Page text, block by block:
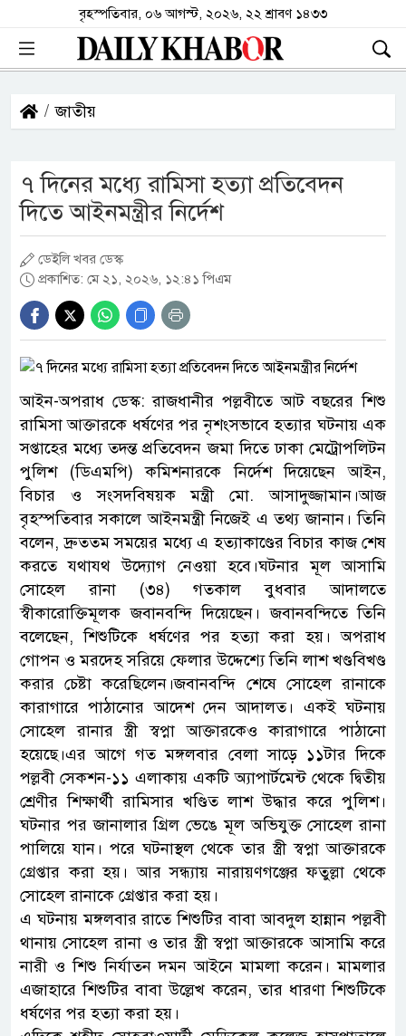
বৃহস্পতিবার, ০৬ আগস্ট, ২০২৬, ২২ শ্রাবণ ১৪৩৩
জাতীয়
৭ দিনের মধ্যে রামিসা হত্যা প্রতিবেদন
দিতে আইনমন্ত্রীর নির্দেশ
ডেইলি খবর ডেস্ক
প্রকাশিত: মে ২১, ২০২৬, ১২:৪১ পিএম
আইন-অপরাধ ডেস্ক: রাজধানীর পল্লবীতে আট বছরের শিশু
রামিসা আক্তারকে ধর্ষণের পর নৃশংসভাবে হত্যার ঘটনায় এক
সপ্তাহের মধ্যে তদন্ত প্রতিবেদন জমা দিতে ঢাকা মেট্রোপলিটন
পুলিশ (ডিএমপি) কমিশনারকে নির্দেশ দিয়েছেন আইন,
বিচার ও সংসদবিষয়ক মন্ত্রী মো. আসাদুজ্জামান।আজ
বৃহস্পতিবার সকালে আইনমন্ত্রী নিজেই এ তথ্য জানান। তিনি
বলেন, দ্রুততম সময়ের মধ্যে এ হত্যাকাণ্ডের বিচার কাজ শেষ
করতে যথাযথ উদ্যোগ নেওয়া হবে।ঘটনার মূল আসামি
সোহেল রানা (৩৪) গতকাল বুধবার আদালতে
স্বীকারোক্তিমূলক জবানবন্দি দিয়েছেন। জবানবন্দিতে তিনি
বলেছেন, শিশুটিকে ধর্ষণের পর হত্যা করা হয়। অপরাধ
গোপন ও মরদেহ সরিয়ে ফেলার উদ্দেশ্যে তিনি লাশ খণ্ডবিখণ্ড
করার চেষ্টা করেছিলেন।জবানবন্দি শেষে সোহেল রানাকে
কারাগারে পাঠানোর আদেশ দেন আদালত। একই ঘটনায়
সোহেল রানার স্ত্রী স্বপ্না আক্তারকেও কারাগারে পাঠানো
হয়েছে।এর আগে গত মঙ্গলবার বেলা সাড়ে ১১টার দিকে
পল্লবী সেকশন-১১ এলাকায় একটি অ্যাপার্টমেন্ট থেকে দ্বিতীয়
শ্রেণীর শিক্ষার্থী রামিসার খণ্ডিত লাশ উদ্ধার করে পুলিশ।
ঘটনার পর জানালার গ্রিল ভেঙে মূল অভিযুক্ত সোহেল রানা
পালিয়ে যান। পরে ঘটনাস্থল থেকে তার স্ত্রী স্বপ্না আক্তারকে
গ্রেপ্তার করা হয়। আর সন্ধ্যায় নারায়ণগঞ্জের ফতুল্লা থেকে
সোহেল রানাকে গ্রেপ্তার করা হয়।
এ ঘটনায় মঙ্গলবার রাতে শিশুটির বাবা আবদুল হান্নান পল্লবী
থানায় সোহেল রানা ও তার স্ত্রী স্বপ্না আক্তারকে আসামি করে
নারী ও শিশু নির্যাতন দমন আইনে মামলা করেন। মামলার
এজাহারে শিশুটির বাবা উল্লেখ করেন, তার ধারণা শিশুটিকে
ধর্ষণের পর হত্যা করা হয়।